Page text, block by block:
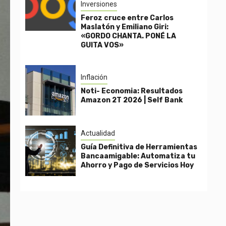
Inversiones
Feroz cruce entre Carlos
Maslatón y Emiliano Giri:
«GORDO CHANTA. PONÉ LA
GUITA VOS»
Inflación
Noti- Economia: Resultados
Amazon 2T 2026 | Self Bank
Actualidad
Guía Definitiva de Herramientas
Bancaamigable: Automatiza tu
Ahorro y Pago de Servicios Hoy